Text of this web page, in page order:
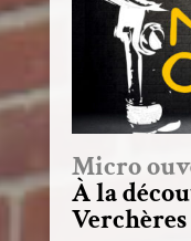
Micro
À la
Verchères